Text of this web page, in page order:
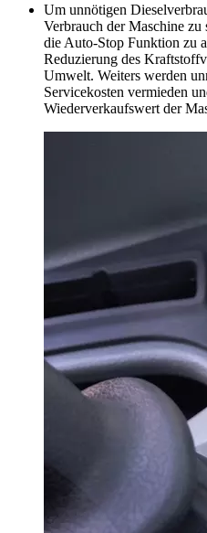
Um unnötigen
Verbrauch der Maschine zu
die Auto-Stop Funktion zu
Reduzierung des
Umwelt. Weiters werden
Servicekosten vermieden
Wiederverkaufswert der